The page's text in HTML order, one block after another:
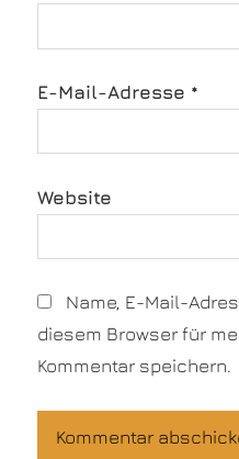
E-Mail-Adresse *
Website
Name, E-Mail-
diesem Browser für
Kommentar speichern.